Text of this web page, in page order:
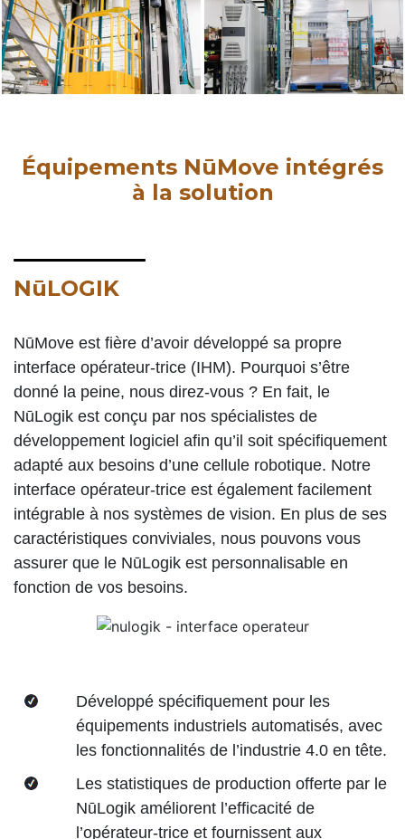
Équipements NūMove intégrés
à la solution
NūLOGIK
NūMove est fière d’avoir développé sa propre
interface opérateur-trice (IHM). Pourquoi s’être
donné la peine, nous direz-vous ? En fait, le
NūLogik est conçu par nos spécialistes de
développement logiciel afin qu’il soit spécifiquement
adapté aux besoins d’une cellule robotique. Notre
interface opérateur-trice est également facilement
intégrable à nos systèmes de vision. En plus de ses
caractéristiques conviviales, nous pouvons vous
assurer que le NūLogik est personnalisable en
fonction de vos besoins.
Développé spécifiquement pour les
équipements industriels automatisés, avec
les fonctionnalités de l’industrie 4.0 en tête.
Les statistiques de production offerte par le
NūLogik améliorent l’efficacité de
l’opérateur-trice et fournissent aux